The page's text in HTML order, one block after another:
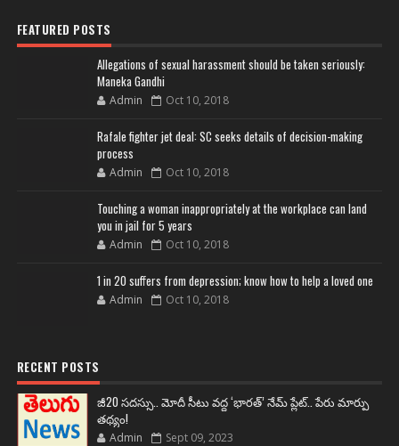
FEATURED POSTS
Allegations of sexual harassment should be taken seriously:
Maneka Gandhi
Admin Oct 10, 2018
Rafale fighter jet deal: SC seeks details of decision-making
process
Admin Oct 10, 2018
Touching a woman inappropriately at the workplace can land
you in jail for 5 years
Admin Oct 10, 2018
1 in 20 suffers from depression; know how to help a loved one
Admin Oct 10, 2018
RECENT POSTS
జీ20 సదస్సు.. మోదీ సీటు వద్ద ‘భారత్’ నేమ్ ప్లేట్‌.. పేరు మార్పు
తథ్యం!
Admin Sept 09, 2023